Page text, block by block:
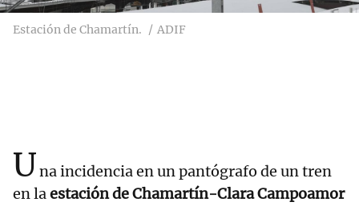
Estación de Chamartín. ADIF
Una incidencia en un pantógrafo de un tren
en laestación de Chamartín-Clara Campoamor